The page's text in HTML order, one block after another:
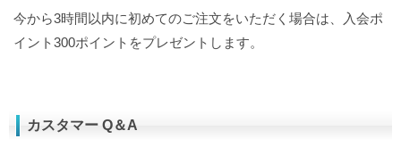
今から3時間以内に初めてのご注文をいただく場合は、入会ポ
イント300ポイントをプレゼントします。
カスタマー Q＆A